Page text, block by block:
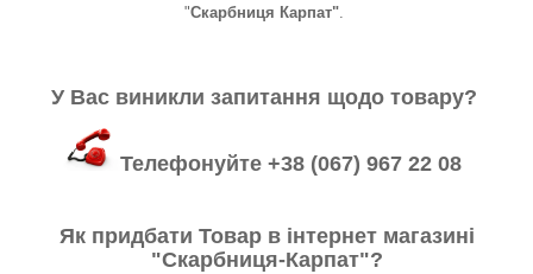
"Скарбниця Карпат"
У Вас виникли запитання щодо товару?
Телефонуйте +38 (067) 967 22 08
Як придбати Товар в інтернет магазині
"Скарбниця-Карпат"?